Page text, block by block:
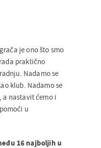
je ono što smo
praktično
Nadamo se
klub. Nadamo se
nastavit ćemo i
u
16 najboljih u